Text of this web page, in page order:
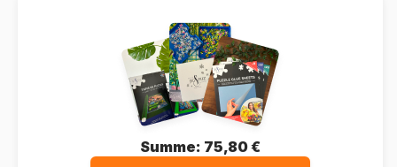
Summe: 75,80 €